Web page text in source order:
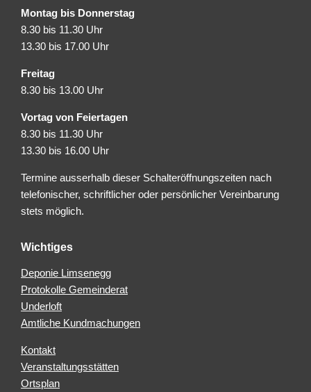
Montag bis Donnerstag
8.30 bis 11.30 Uhr
13.30 bis 17.00 Uhr
Freitag
8.30 bis 13.00 Uhr
Vortag von Feiertagen
8.30 bis 11.30 Uhr
13.30 bis 16.00 Uhr
Termine ausserhalb dieser Schalteröffnungszeiten nach
telefonischer, schriftlicher oder persönlicher Vereinbarung
stets möglich.
Wichtiges
Deponie Limsenegg
Protokolle Gemeinderat
Underloft
Amtliche Kundmachungen
Kontakt
Veranstaltungsstätten
Ortsplan